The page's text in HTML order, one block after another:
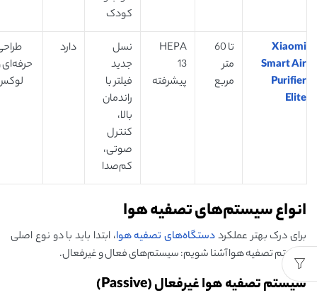
کودک
Xiaomi
Smart Air
Purifier
Elite
تا 60
متر
مربع
HEPA
13
پیشرفته
نسل
جدید
فیلتر با
راندمان
بالا،
کنترل
صوتی،
کم‌صدا
دارد
حرفه‌ای
انواع سیستم‌های تصفیه هوا
برای درک بهتر عملکرددستگاه‌های تصفیه هوا، ابتدا باید با دو نوع اصلی
سیستم تصفیه هوا آشنا شویم: سیستم‌های فعال و غیرفعال.
سیستم تصفیه هوا غیرفعال (Passive)